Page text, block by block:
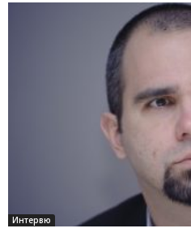
Интервю